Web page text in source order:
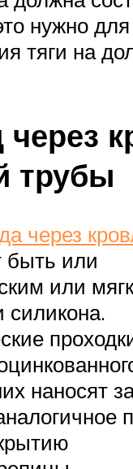
нужно для
тяги на
через
трубы
через
быть или
или
силикона.
наносят